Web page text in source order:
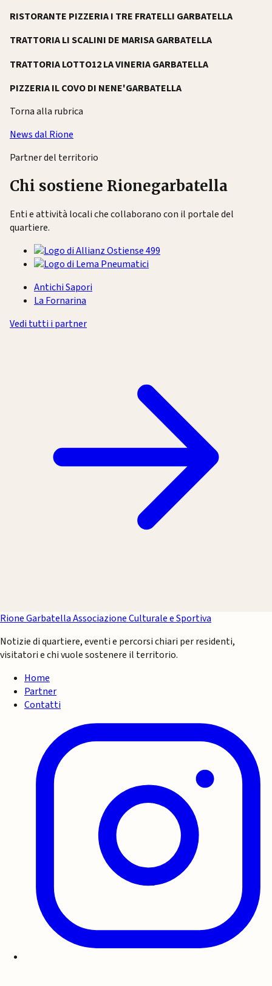
RISTORANTE PIZZERIA I TRE FRATELLI GARBATELLA
TRATTORIA LI SCALINI DE MARISA GARBATELLA
TRATTORIA LOTTO12 LA VINERIA GARBATELLA
PIZZERIA IL COVO DI NENE'GARBATELLA
Torna alla rubrica
News dal Rione
Partner del territorio
Chi sostiene Rionegarbatella
Enti e attività locali che collaborano con il portale del
quartiere.
Antichi Sapori
La Fornarina
Vedi tutti i partner
Rione GarbatellaAssociazione Culturale e Sportiva
Notizie di quartiere, eventi e percorsi chiari per residenti,
visitatori e chi vuole sostenere il territorio.
Home
Partner
Contatti